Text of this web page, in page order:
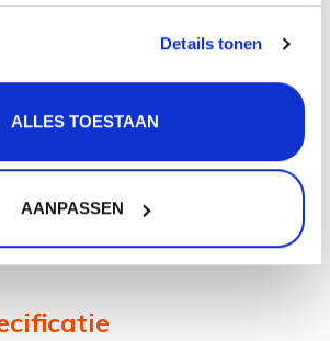
Details tonen
ALLES TOESTAAN
AANPASSEN
35 mm